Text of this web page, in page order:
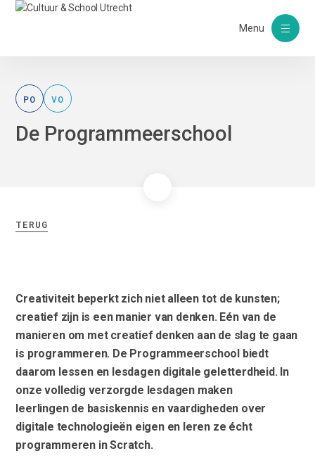
Menu
PO VO
De Programmeerschool
TERUG
Creativiteit beperkt zich niet alleen tot de kunsten;
creatief zijn is een manier van denken. Eén van de
manieren om met creatief denken aan de slag te gaan
is programmeren. De Programmeerschool biedt
daarom lessen en lesdagen digitale geletterdheid. In
onze volledig verzorgde lesdagen maken
leerlingen de basiskennis en vaardigheden over
digitale technologieën eigen en leren ze écht
programmeren in Scratch.